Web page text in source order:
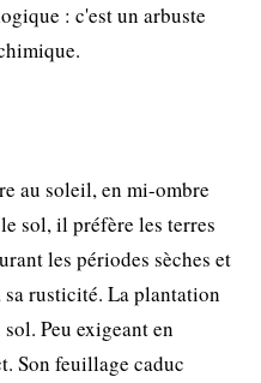
: c'est un arbuste
au soleil, en mi-ombre
sol, il préfère les terres
les périodes sèches et
rusticité. La plantation
Peu exigeant en
Son feuillage caduc